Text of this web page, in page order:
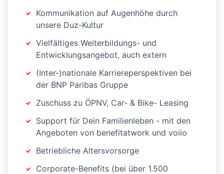
Kommunikation auf Augenhöhe durch
unsere Duz-Kultur
Vielfältiges Weiterbildungs- und
Entwicklungsangebot, auch extern
(Inter-)nationale Karriereperspektiven bei
der BNP Paribas Gruppe
Zuschuss zu ÖPNV, Car- & Bike- Leasing
Support für Dein Familienleben - mit den
Angeboten von benefitatwork und voiio
Betriebliche Altersvorsorge
Corporate-Benefits (bei über 1.500